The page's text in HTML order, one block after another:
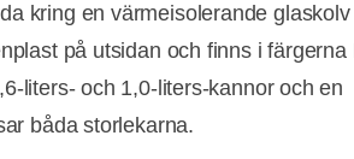
kring en värmeisolerande
på utsidan och finns i färgerna
liters- och 1,0-liters-kannor och en
båda storlekarna.